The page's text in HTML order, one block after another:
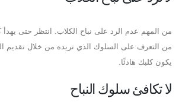
من المهم عدم الرد على نباح الكلاب. انتظر حتى يهدأ
من التعرف على السلوك الذي تريده من خلال تقديم
يكون كلبك هادئًا.
لا تكافئ سلوك النباح